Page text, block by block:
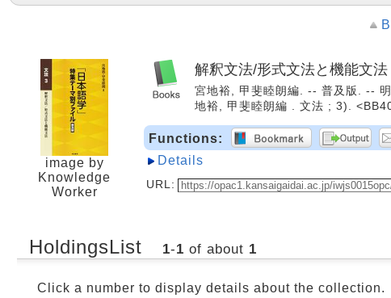
image by
Knowledge
Worker
解釈文法/形式文法と機能文法
宮地裕, 甲斐睦朗編. -- 普及版. --
地裕, 甲斐睦朗編 . 文法 ; 3).
Functions:
Details
URL:
HoldingsList 1-1 of about 1
Click a number to display details about the collection.